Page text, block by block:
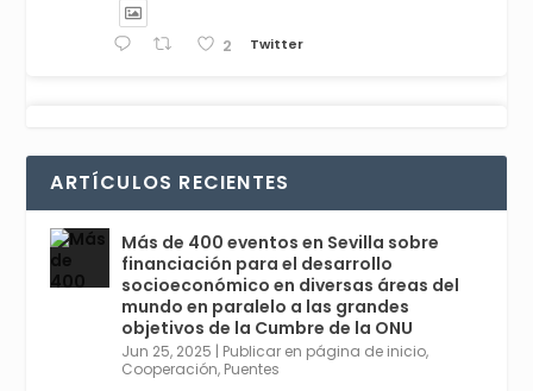
2 Twitter
r
comienza en Sevilla este lunes 2 con la
Conferencia Internacional sobre Catálisis, y
con el Congreso de Parasitología. Del día 3 al
6, Congreso de Metodología de Ciencias
Sociales y la Salud; y los días 5 y 6 Jornadas
de Economía Industrial.
4
1 2 Twitter
ARTÍCULOS RECIENTES
Más de 400 eventos en Sevilla sobre
financiación para el desarrollo
socioeconómico en diversas áreas del
mundo en paralelo a las grandes
objetivos de la Cumbre de la ONU
Jun 25, 2025 | Publicar en página de inicio,
Cooperación, Puentes